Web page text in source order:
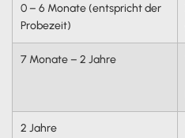
0 – 6 Monate (entspricht der
Probezeit)
7 Monate – 2 Jahre
2 Jahre